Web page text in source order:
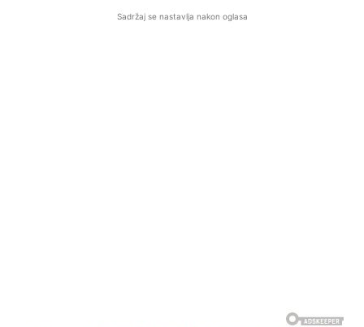
Sadržaj se nastavlja nakon oglasa